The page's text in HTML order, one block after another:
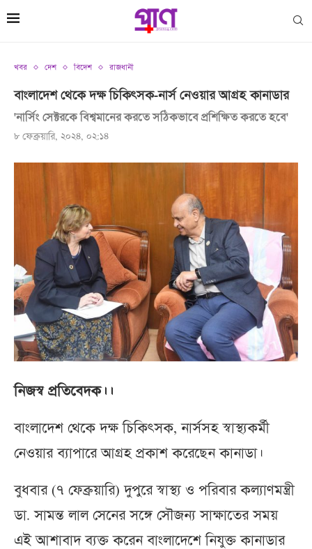
খবর দেশ বিদেশ রাজধানী
বাংলাদেশ থেকে দক্ষ চিকিৎসক-নার্স নেওয়ার আগ্রহ কানাডার
'নার্সিং সেক্টরকে বিশ্বমানের করতে সঠিকভাবে প্রশিক্ষিত করতে হবে'
৮ ফেব্রুয়ারি, ২০২৪, ০২:১৪
নিজস্ব প্রতিবেদক।।
বাংলাদেশ থেকে দক্ষ চিকিৎসক, নার্সসহ স্বাস্থ্যকর্মী
নেওয়ার ব্যাপারে আগ্রহ প্রকাশ করেছেন কানাডা।
বুধবার (৭ ফেব্রুয়ারি) দুপুরে স্বাস্থ্য ও পরিবার কল্যাণমন্ত্রী
ডা. সামন্ত লাল সেনের সঙ্গে সৌজন্য সাক্ষাতের সময়
এই আশাবাদ ব্যক্ত করেন বাংলাদেশে নিযুক্ত কানাডার